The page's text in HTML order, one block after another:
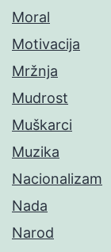
Moral
Motivacija
Mržnja
Mudrost
Muškarci
Muzika
Nacionalizam
Nada
Narod